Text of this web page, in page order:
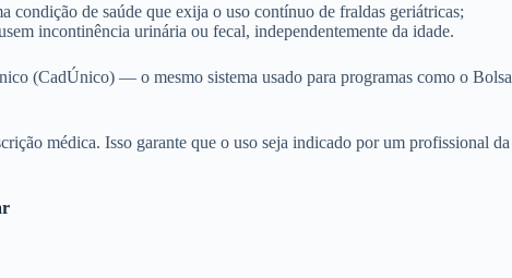
condição de saúde que exija o uso contínuo de fraldas geriátricas;
incontinência urinária ou fecal, independentemente da idade.
(CadÚnico) — o mesmo sistema usado para programas como o Bolsa
médica. Isso garante que o uso seja indicado por um profissional da